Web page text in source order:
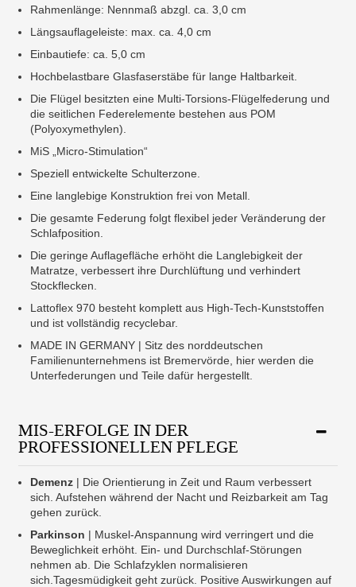
Rahmenlänge: Nennmaß abzgl. ca. 3,0 cm
Längsauflageleiste: max. ca. 4,0 cm
Einbautiefe: ca. 5,0 cm
Hochbelastbare Glasfaserstäbe für lange Haltbarkeit.
Die Flügel besitzten eine Multi-Torsions-Flügelfederung und
die seitlichen Federelemente bestehen aus POM
(Polyoxymethylen).
MiS „Micro-Stimulation“
Speziell entwickelte Schulterzone.
Eine langlebige Konstruktion frei von Metall.
Die gesamte Federung folgt flexibel jeder Veränderung der
Schlafposition.
Die geringe Auflagefläche erhöht die Langlebigkeit der
Matratze, verbessert ihre Durchlüftung und verhindert
Stockflecken.
Lattoflex 970 besteht komplett aus High-Tech-Kunststoffen
und ist vollständig recyclebar.
MADE IN GERMANY | Sitz des norddeutschen
Familienunternehmens ist Bremervörde, hier werden die
Unterfederungen und Teile dafür hergestellt.
MIS-ERFOLGE IN DER
PROFESSIONELLEN PFLEGE
Demenz | Die Orientierung in Zeit und Raum verbessert
sich. Aufstehen während der Nacht und Reizbarkeit am Tag
gehen zurück.
Parkinson | Muskel-Anspannung wird verringert und die
Beweglichkeit erhöht. Ein- und Durchschlaf-Störungen
nehmen ab. Die Schlafzyklen normalisieren
sich.Tagesmüdigkeit geht zurück. Positive Auswirkungen auf